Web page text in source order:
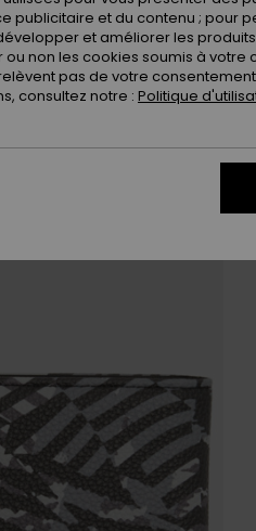
publicitaire et du contenu ; pour
et améliorer les
non les cookies soumis à votre
pas de votre
consultez notre : Politique